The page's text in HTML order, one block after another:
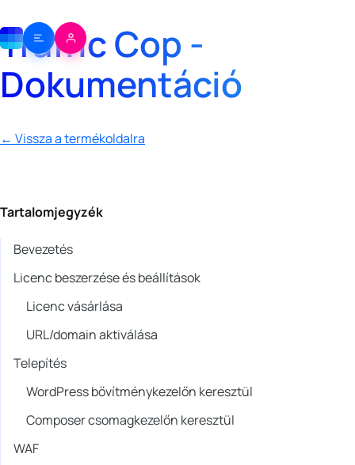
Traffic Cop -
Dokumentáció
← Vissza a termékoldalra
Tartalomjegyzék
Bevezetés
Licenc beszerzése és beállítások
Licenc vásárlása
URL/domain aktiválása
Telepítés
WordPress bővítménykezelőn keresztül
Composer csomagkezelőn keresztül
WAF